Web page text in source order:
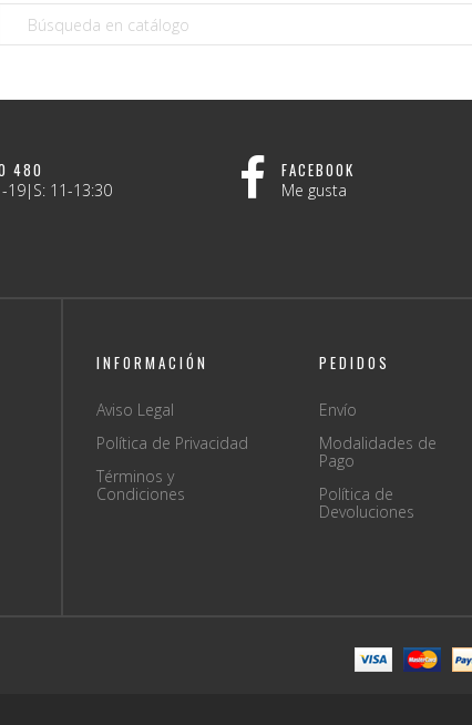
480
19|S: 11-13:30
FACEBOOK
Me gusta
INFORMACIÓN
Aviso Legal
Política de Privacidad
Términos y
Condiciones
PEDIDOS
Envío
Modalidades de
Pago
Política de
Devoluciones